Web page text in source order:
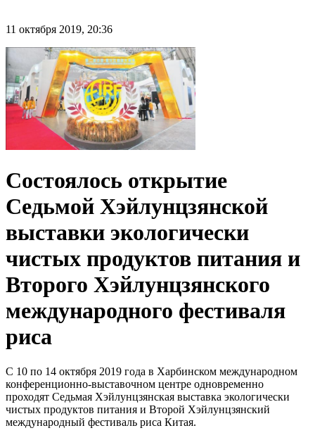
11 октября 2019, 20:36
Состоялось открытие
Седьмой Хэйлунцзянской
выставки экологически
чистых продуктов питания и
Второго Хэйлунцзянского
международного фестиваля
риса
С 10 по 14 октября 2019 года в Харбинском международном
конференционно-выставочном центре одновременно
проходят Седьмая Хэйлунцзянская выставка экологически
чистых продуктов питания и Второй Хэйлунцзянский
международный фестиваль риса Китая.